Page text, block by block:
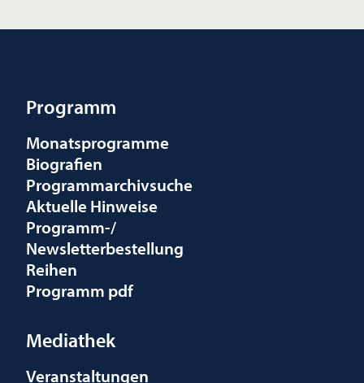
Programm
Monatsprogramme
Biografien
Programmarchivsuche
Aktuelle Hinweise
Programm-/
Newsletterbestellung
Reihen
Programm pdf
Mediathek
Veranstaltungen